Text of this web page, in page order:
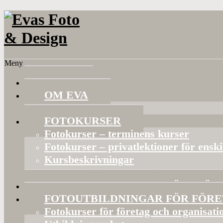
Meny
HEM
OM EVA
Referenser
FOTOKURSER
Fotokurser – terminens kurser
Fotokurser – privatlektioner för
Kursbeskrivningar
Gruppaktiviteter och privata kurser
BILDVISNINGAR OCH
FOTOUTBILDNINGAR FÖR
Fotokurser för företag och